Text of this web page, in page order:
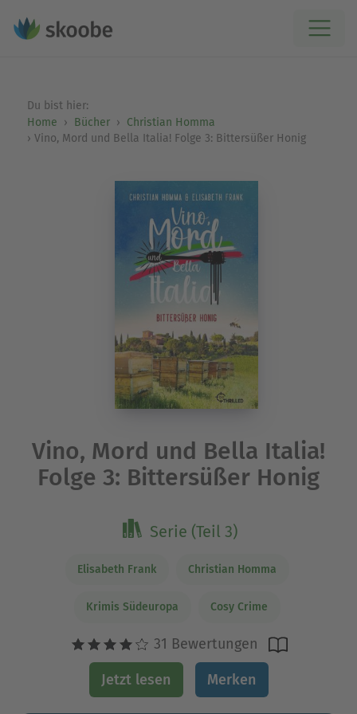
Du bist hier:
Home
Bücher
Christian Homma
Vino, Mord und Bella Italia! Folge 3: Bittersüßer Honig
Vino, Mord und Bella Italia!
Folge 3: Bittersüßer Honig
Serie (Teil 3)
Elisabeth Frank Christian Homma
Krimis Südeuropa Cosy Crime
31 Bewertungen
Jetzt lesen Merken